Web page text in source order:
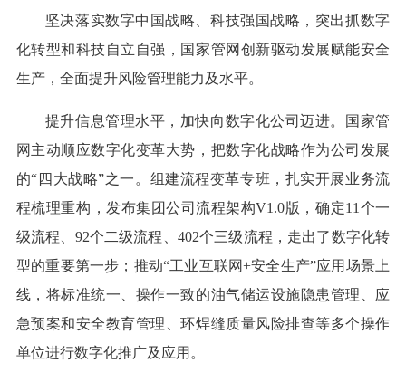
坚决落实数字中国战略、科技强国战略，突出抓数字
化转型和科技自立自强，国家管网创新驱动发展赋能安全
生产，全面提升风险管理能力及水平。
提升信息管理水平，加快向数字化公司迈进。国家管
网主动顺应数字化变革大势，把数字化战略作为公司发展
的“四大战略”之一。组建流程变革专班，扎实开展业务流
程梳理重构，发布集团公司流程架构V1.0版，确定11个一
级流程、92个二级流程、402个三级流程，走出了数字化转
型的重要第一步；推动“工业互联网+安全生产”应用场景上
线，将标准统一、操作一致的油气储运设施隐患管理、应
急预案和安全教育管理、环焊缝质量风险排查等多个操作
单位进行数字化推广及应用。